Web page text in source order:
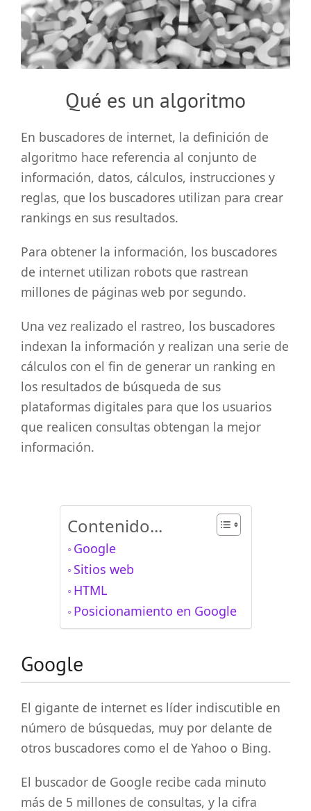
grande
Qué es un algoritmo
En buscadores de internet, la definición de
algoritmo hace referencia al conjunto de
información, datos, cálculos, instrucciones y
reglas, que los buscadores utilizan para crear
rankings en sus resultados.
Para obtener la información, los buscadores
de internet utilizan robots que rastrean
millones de páginas web por segundo.
Una vez realizado el rastreo, los buscadores
indexan la información y realizan una serie de
cálculos con el fin de generar un ranking en
los resultados de búsqueda de sus
plataformas digitales para que los usuarios
que realicen consultas obtengan la mejor
información.
Contenido...
Google
Sitios web
HTML
Posicionamiento en Google
Google
El gigante de internet es líder indiscutible en
número de búsquedas, muy por delante de
otros buscadores como el de Yahoo o Bing.
El buscador de Google recibe cada minuto
más de 5 millones de consultas, y la cifra